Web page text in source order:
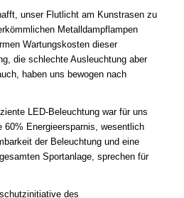
unser Flutlicht am Kunstrasen zu
Metalldampflampen
Wartungskosten dieser
die schlechte Ausleuchtung aber
haben uns bewogen nach
LED-Beleuchtung war für uns
60% Energieersparnis, wesentlich
der Beleuchtung und eine
Sportanlage, sprechen für
des